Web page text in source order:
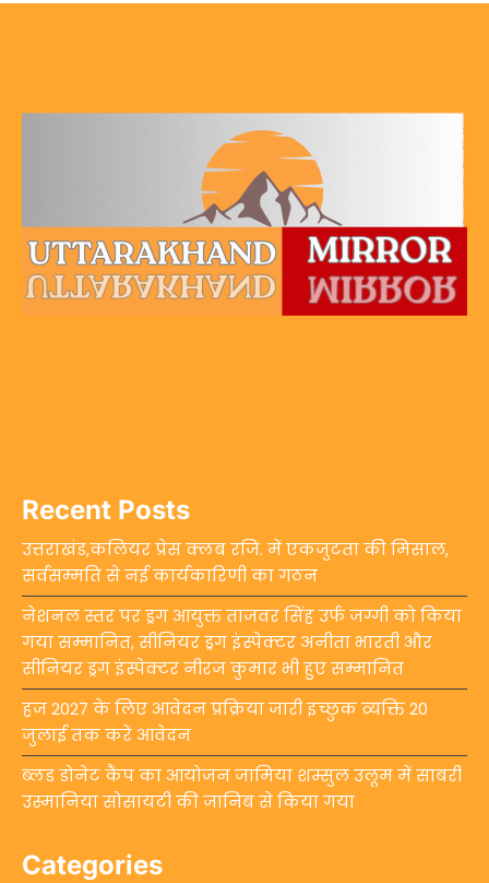
Recent Posts
उत्तराखंड,कलियर प्रेस क्लब रजि. में एकजुटता की मिसाल,
सर्वसम्मति से नई कार्यकारिणी का गठन
नेशनल स्तर पर ड्रग आयुक्त ताजवर सिंह उर्फ जग्गी को किया
गया सम्मानित, सीनियर ड्रग इंस्पेक्टर अनीता भारती और
सीनियर ड्रग इंस्पेक्टर नीरज कुमार भी हुए सम्मानित
हज 2027 के लिए आवेदन प्रक्रिया जारी इच्छुक व्यक्ति 20
जुलाई तक करें आवेदन
ब्लड डोनेट कैंप का आयोजन जामिया शम्सुल उलूम में साबरी
उस्मानिया सोसायटी की जानिब से किया गया
Categories